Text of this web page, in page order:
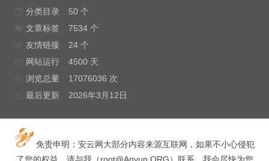
分类目录
50 个
文章标签
7534 个
友情链接
24 个
网站运行
4500 天
浏览总量
17076036 次
最后更新
2026年3月12日
免责申明：安云网大部分内容来源互联网，如果不小心侵犯